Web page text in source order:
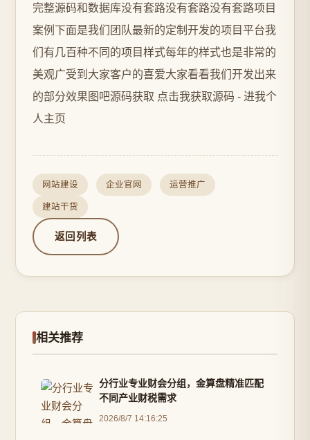
完整源码和数据库没有套路没有套路没有套路项目
案例下面是我们团队最新的定制开发的项目平台我
们有几百种不同的项目样式每年的样式也是非常的
美观广受到大家客户的喜爱大家看看我们开发出来
的部分效果图吧源码获取 点击我获取源码 - 进我个
人主页
网站建设 企业官网 运营推广
建站干货
返回列表
相关推荐
分行业专业财会分组，金算盘精准匹配
不同产业财税需求
2026/8/7 14:16:25